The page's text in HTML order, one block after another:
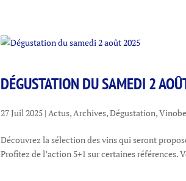
DÉGUSTATION DU SAMEDI 2
27 Juil 2025 | Actus, Archives,Dégustation,
Découvrez la sélection des vins qui seront
Profitez de l’action 5+1 sur certaines références.